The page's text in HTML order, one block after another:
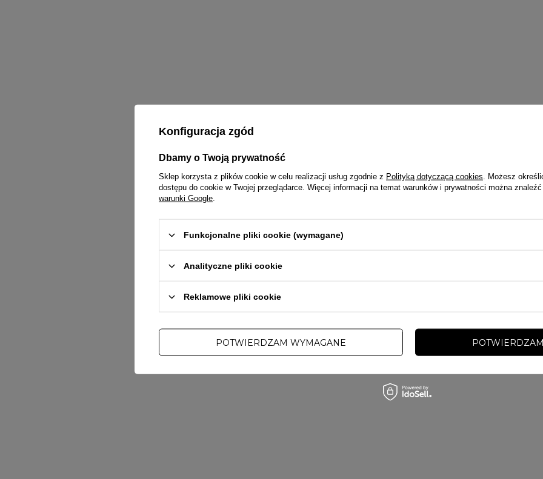
Konfiguracja zgód
Dbamy o Twoją prywatność
Sklep korzysta z plików cookie w celu realizacji usług zgodnie z Polityką dotyczącą cookies . Możesz
dostępu do cookie w Twojej przeglądarce. Więcej informacji na temat warunków i prywatności można
warunki Google
Funkcjonalne pliki cookie (wymagane)
Analityczne pliki cookie
Reklamowe pliki cookie
POTWIERDZAM WYMAGANE